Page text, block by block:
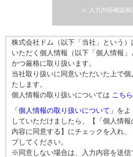
株式会社ドム（以下「当社」という
いただく個人情報（以下「個人情報
かつ厳格に取り扱います。
当社取り扱いに同意いただいた上で
たします。
個人情報の取り扱いについては こちら
「個人情報の取り扱いについて」 をよ
していただけましたら、【「個人情
内容に同意する】にチェックを入れ
プしてください。
※同意しない場合は、入力内容を送信